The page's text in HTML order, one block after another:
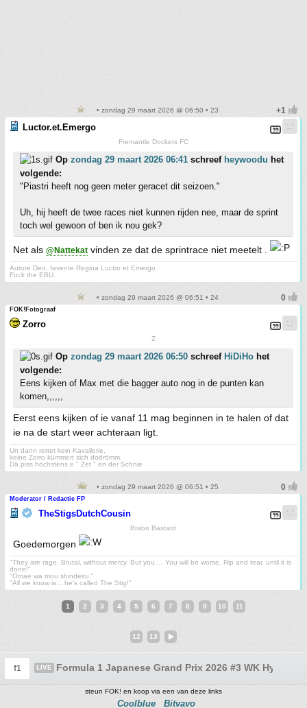
• zondag 29 maart 2026 @ 06:50 • 23
Luctor.et.Emergo
Fremantle Dockers FC
Op zondag 29 maart 2026 06:41 schreef heywoodu het
volgende:
"Piastri heeft nog geen meter geracet dit seizoen."
Uh, hij heeft de twee races niet kunnen rijden nee, maar de sprint
toch wel gewoon of ben ik nou gek?
Net als @Nattekat vinden ze dat de sprintrace niet meetelt .
Autore Deo, favente Regina Luctor et Emergo
Fuck the EBU.
• zondag 29 maart 2026 @ 06:51 • 24
FOK!Fotograaf
Zorro
Z
Op zondag 29 maart 2026 06:50 schreef HiDiHo het
volgende:
Eens kijken of Max met die bagger auto nog in de punten kan
komen,,,,,,
Eerst eens kijken of ie vanaf 11 mag beginnen in te halen of dat
ie na de start weer achteraan ligt.
Un dann rettet kein Kavallerie,
keine Zorro kümmert sich dodrömm.
Dä piss höchstens e " Zet " en der Schnie
• zondag 29 maart 2026 @ 06:51 • 25
Moderator / Redactie FP
TheStigsDutchCousin
Brabo Bastard
Goedemorgen
"They are rage. Brutal, without mercy. But you.... You will be worse. Rip and tear, until it is
done!"
"Omae wa mou shindeiru."
"All we know is... he's called The Stig!"
1 2 3 4 5 6 7 8 9 10 11
12 13
f1 LIVE Formula 1 Japanese Grand Prix 2026 #3 WK
steun FOK! en koop via een van deze links
Coolblue Bitvavo